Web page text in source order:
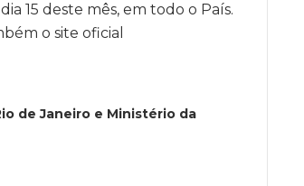
15 deste mês, em todo o País.
o site oficial
de Janeiro e Ministério da